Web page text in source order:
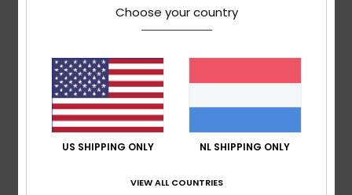
april 2026
100% van onze klanten bevelen dit product aan
Comfort
Choose your country
US SHIPPING ONLY NL SHIPPING ONLY
VIEW ALL COUNTRIES